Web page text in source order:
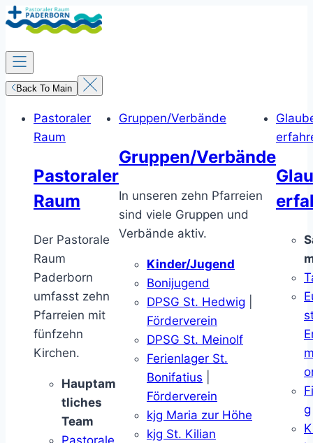
Zum
Inhalt
springen
Back To Main
Pastoraler
Raum
Pastoraler
Raum
Der Pastorale
Raum
Paderborn
umfasst zehn
Pfarreien mit
fünfzehn
Kirchen.
Hauptam
tliches
Team
Pastorale
Gruppen/Verbände
Gruppen/Verbände
In unseren zehn Pfarreien
sind viele Gruppen und
Verbände aktiv.
Kinder/Jugend
Bonijugend
DPSG St. Hedwig
Förderverein
DPSG St. Meinolf
Ferienlager St.
Bonifatius
Förderverein
kjg Maria zur Höhe
kjg St. Kilian
g